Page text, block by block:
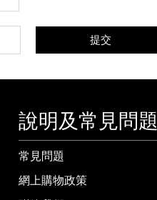
提交
說明及常見問題
常見問題
網上購物政策